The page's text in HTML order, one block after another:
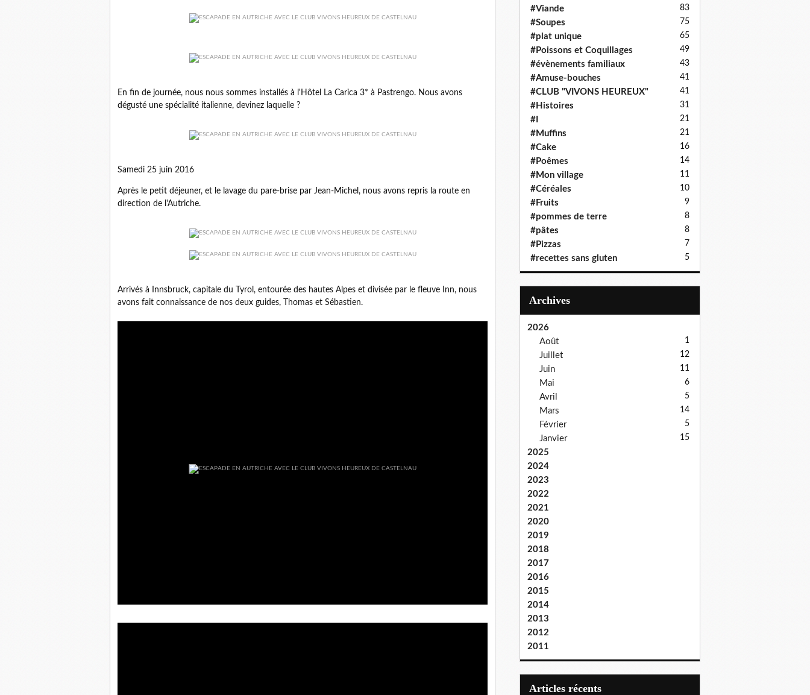
En fin de journée, nous nous sommes installés à l'Hôtel La Carica 3* à Pastrengo. Nous avons
dégusté une spécialité italienne, devinez laquelle ?
Samedi 25 juin 2016
Après le petit déjeuner, et le lavage du pare-brise par Jean-Michel, nous avons repris la route en
direction de l'Autriche.
Arrivés à Innsbruck, capitale du Tyrol, entourée des hautes Alpes et divisée par le fleuve Inn, nous
avons fait connaissance de nos deux guides, Thomas et Sébastien.
#Viande 83
#Soupes 75
#plat unique 65
#Poissons et Coquillages 49
#évènements familiaux 43
#Amuse-bouches 41
#CLUB "VIVONS HEUREUX" 41
#Histoires 31
#I 21
#Muffins 21
#Cake 16
#Poêmes 14
#Mon village 11
#Céréales 10
#Fruits 9
#pommes de terre 8
#pâtes 8
#Pizzas 7
#recettes sans gluten 5
Archives
2026
Août
1
Juillet 12
Juin 11
Mai 6
Avril 5
Mars 14
Février 5
Janvier 15
2025
2024
2023
2022
2021
2020
2019
2018
2017
2016
2015
2014
2013
2012
2011
articles récents